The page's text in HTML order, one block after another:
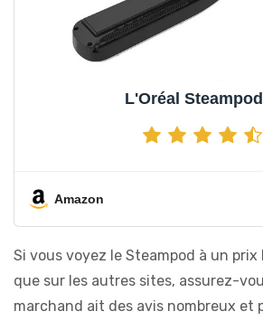
L'Oréal
Amazon
Si vous voyez le Steampod à un prix
que sur les autres sites, assurez-
marchand ait des avis nombreux et